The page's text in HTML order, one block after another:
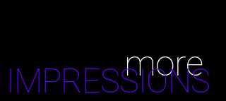
more
IMPRESSIONS